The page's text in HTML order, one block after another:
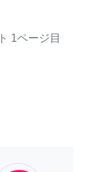
1ページ目